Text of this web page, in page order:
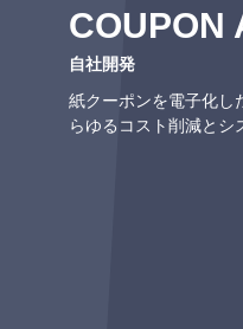
COUPON
自社開発
紙クーポンを電子化し
らゆるコスト削減とシ